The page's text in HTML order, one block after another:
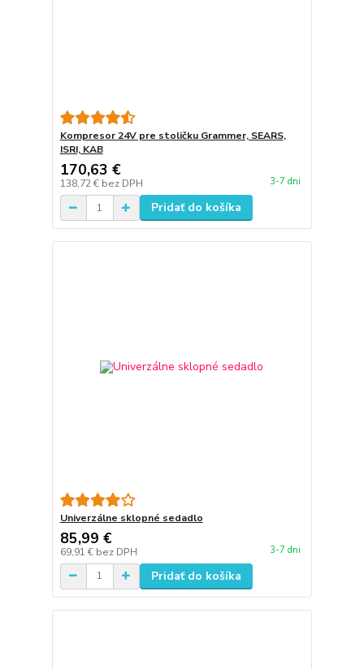
Kompresor 24V pre stoličku Grammer, SEARS,
ISRI, KAB
170,63 €
138,72 € bez DPH 3-7 dni
Pridať do košíka
Univerzálne sklopné sedadlo
85,99 €
69,91 € bez DPH 3-7 dni
Pridať do košíka